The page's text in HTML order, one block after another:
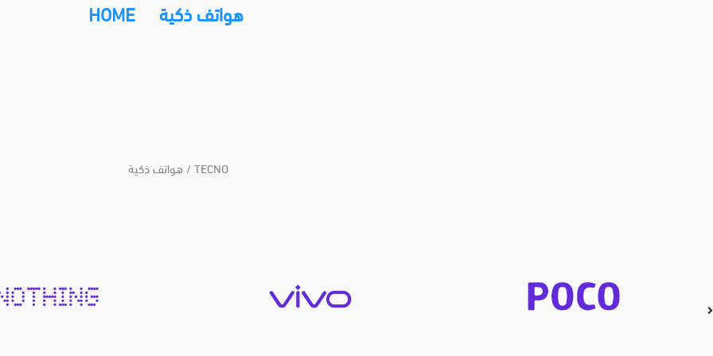
HOME هواتف ذكية
هواتف ذكية / TECNO